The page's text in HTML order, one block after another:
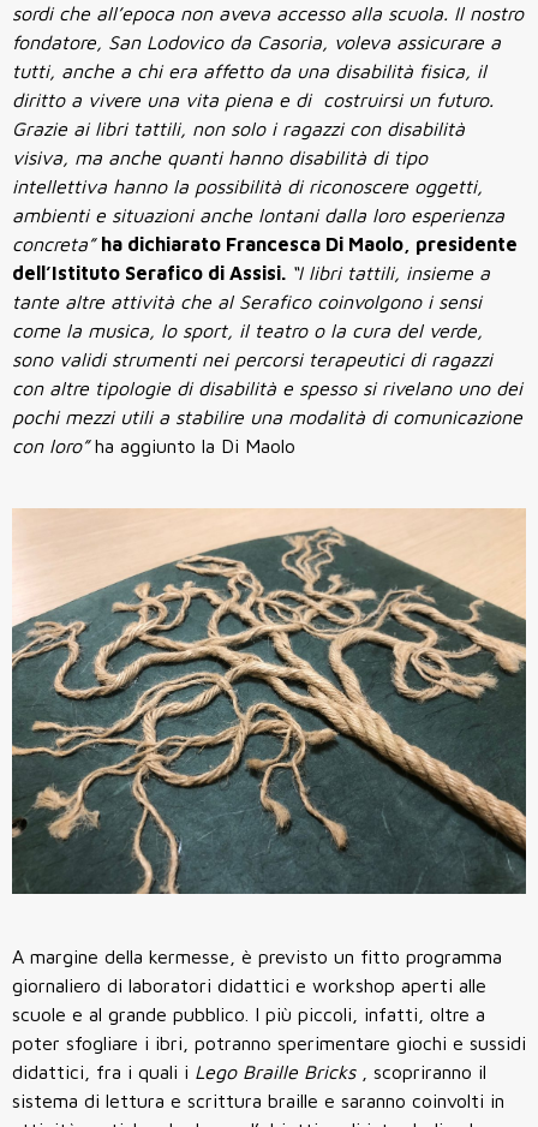
sordi che all’epoca non aveva accesso alla scuola. Il nostro
fondatore, San Lodovico da Casoria, voleva assicurare a
tutti, anche a chi era affetto da una disabilità fisica, il
diritto a vivere una vita piena e di costruirsi un futuro.
Grazie ai libri tattili, non solo i ragazzi con disabilità
visiva, ma anche quanti hanno disabilità di tipo
intellettiva hanno la possibilità di riconoscere oggetti,
ambienti e situazioni anche lontani dalla loro esperienza
concreta” ha dichiarato Francesca Di Maolo, presidente
dell’Istituto Serafico di Assisi. “I libri tattili, insieme a
tante altre attività che al Serafico coinvolgono i sensi
come la musica, lo sport, il teatro o la cura del verde,
sono validi strumenti nei percorsi terapeutici di ragazzi
con altre tipologie di disabilità e spesso si rivelano uno dei
pochi mezzi utili a stabilire una modalità di comunicazione
con loro”ha aggiunto la Di Maolo
A margine della kermesse, è previsto un fitto programma
giornaliero di laboratori didattici e workshop aperti alle
scuole e al grande pubblico. I più piccoli, infatti, oltre a
poter sfogliare i ibri, potranno sperimentare giochi e sussidi
didattici, fra i quali i Lego Braille Bricks
, scopriranno il
sistema di lettura e scrittura braille e saranno coinvolti in